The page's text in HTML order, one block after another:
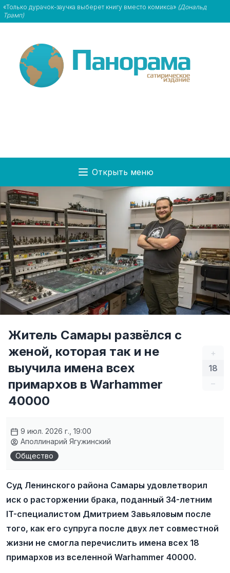
«Только дурачок-заучка выберет книгу вместо комикса» (Дональд
Трамп)
Открыть меню
+
18
–
Житель Самары развёлся с
женой, которая так и не
выучила имена всех
примархов в Warhammer
40000
9 июл. 2026 г., 19:00
Аполлинарий Ягужинский
Общество
Суд Ленинского района Самары удовлетворил
иск о расторжении брака, поданный 34-летним
IT-специалистом Дмитрием Завьяловым после
того, как его супруга после двух лет совместной
жизни не смогла перечислить имена всех 18
примархов из вселенной Warhammer 40000.